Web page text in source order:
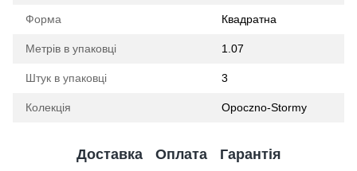
Форма Квадратна
Метрів в упаковці 1.07
Штук в упаковці 3
Колекція Opoczno-Stormy
Доставка Оплата Гарантія